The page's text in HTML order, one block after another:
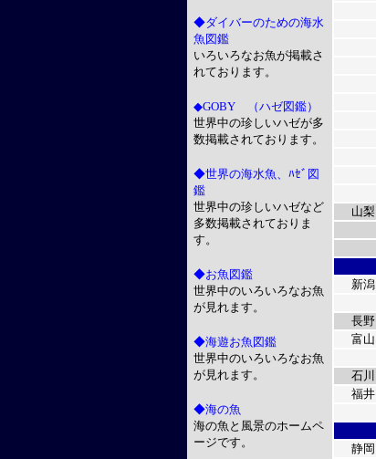
◆ダイバーのための海水
魚図鑑
いろいろなお魚が掲載さ
れております。
◆GOBY （ハゼ図鑑）
世界中の珍しいハゼが多
数掲載されております。
◆世界の海水魚、ﾊｾﾞ図
鑑
世界中の珍しいハゼなど
多数掲載されておりま
す。
◆お魚図鑑
世界中のいろいろなお魚
が見れます。
◆海遊お魚図鑑
世界中のいろいろなお魚
が見れます。
◆海の魚
海の魚と風景のホームペ
ージです。
山梨
新潟
長野
富山
石川
福井
静岡